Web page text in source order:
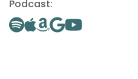
Podcast: